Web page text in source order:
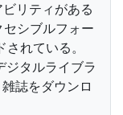
リティがある
シブルフォー
れている。
ジタルライブラ
誌をダウンロ